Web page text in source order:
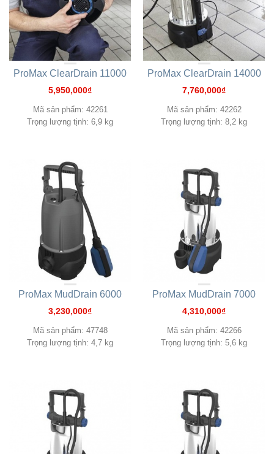
ProMax ClearDrain 11000
5,950,000₫
Mã sản phẩm: 42261
Trọng lượng tịnh: 6,9 kg
ProMax ClearDrain 14000
7,760,000₫
Mã sản phẩm: 42262
Trọng lượng tịnh: 8,2 kg
ProMax MudDrain 6000
3,230,000₫
Mã sản phẩm: 47748
Trọng lượng tịnh: 4,7 kg
ProMax MudDrain 7000
4,310,000₫
Mã sản phẩm: 42266
Trọng lượng tịnh: 5,6 kg